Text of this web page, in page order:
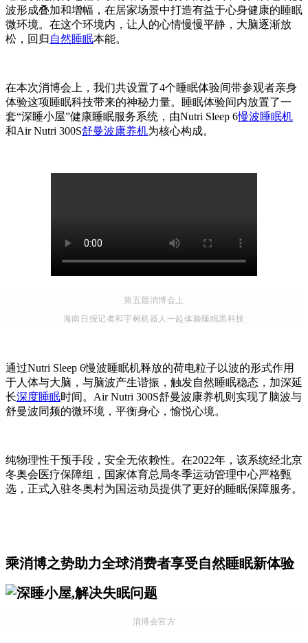
波形成叠加和增幅，在居家场景中打造有益于心身健康的睡眠
微环境。在这个环境内，让人的心情慢慢平静，大脑逐渐放
松，回归 自然睡眠本能。
在本次消博会上，我们共设置了4个睡眠体验间带参观者亲身
体验这项睡眠科技带来的神秘力量。睡眠体验间内放置了一
套“深睡小屋”健康睡眠服务系统，由Nutri Sleep 6慢波睡眠机
和Air Nutri 300S舒曼波康养机为核心构成。
第五届消博会上
海南日报记者和宇树机器人一起体验睡眠黑科技
通过Nutri Sleep 6慢波睡眠机释放的荷电粒子以波的形式作用
于人体与大脑，与脑波产生谐振，触发自然睡眠稳态，加深延
长深度睡眠时间。Air Nutri 300S舒曼波康养机则实现了脑波与
舒曼波同频的微环境，平衡身心，愉悦心境。
纯物理性干预手段，安全无依赖性。在2022年，该系统经北京
冬奥会医疗保障组，国家体育总局冬季运动管理中心严格甄
选，正式入驻冬奥村为国运动员提供了更好的睡眠保障服务。
乘消博之势助力全球消费者享受自然睡眠新体验
消博会官方